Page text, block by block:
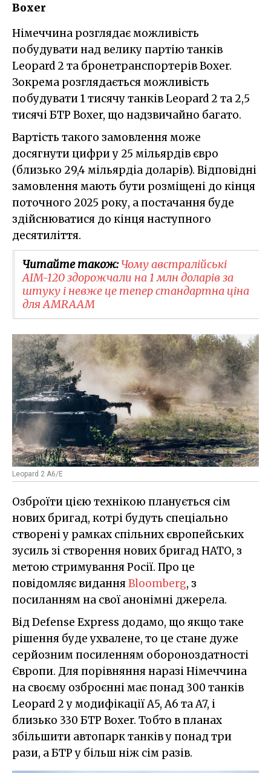
Boxer
Німеччина розглядає можливість
побудувати над велику партію танків
Leopard 2 та бронетранспортерів Boxer.
Зокрема розглядається можливість
побудувати 1 тисячу танків Leopard 2 та 2,5
тисячі БТР Boxer, що надзвичайно багато.
Вартість такого замовлення може
досягнути цифри у 25 мільярдів євро
(близько 29,4 мільярдіа доларів). Відповідні
замовлення мають бути розміщені до кінця
поточного 2025 року, а постачання буде
здійснюватися до кінця наступного
десятиліття.
Читайте також:Чому австралійські
AIM-120 здорожчали на 1 млн доларів за
штуку і невже це тепер стандартна ціна
для AMRAAM
Leopard 2 A6/E
Озброїти цією технікою планується сім
нових бригад, котрі будуть спеціально
створені у рамках спільних європейських
зусиль зі створення нових бригад НАТО, з
метою стримування Росії. Про це
повідомляє виданняBloomberg, з
посиланням на свої анонімні джерела.
Від Defense Express додамо, що якщо таке
рішення буде ухвалене, то це стане дуже
серйозним посиленням обороноздатності
Європи. Для порівняння наразі Німеччина
на своєму озброєнні має понад 300 танків
Leopard 2 у модифікації A5, A6 та A7, і
близько 330 БТР Boxer. Тобто в планах
збільшити автопарк танків у понад три
рази, а БТР у більш ніж сім разів.